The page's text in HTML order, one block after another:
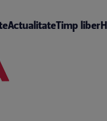
ActualitateTimp liber